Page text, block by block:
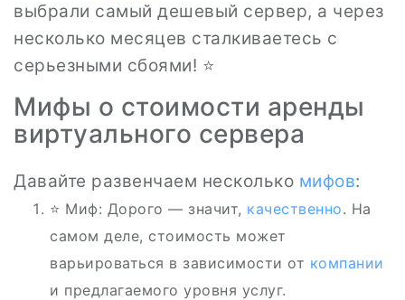
выбрали самый дешевый сервер, а через
несколько месяцев сталкиваетесь с
серьезными сбоями! ⭐
Мифы о стоимости аренды
виртуального сервера
Давайте развенчаем несколько мифов:
⭐ Миф: Дорого — значит, качественно. На
самом деле, стоимость может
варьироваться в зависимости от компании
и предлагаемого уровня услуг.